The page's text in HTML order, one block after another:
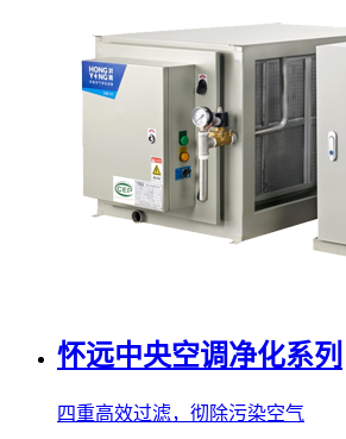
怀远中央空调净化系列
四重高效过滤，彻除污染空气